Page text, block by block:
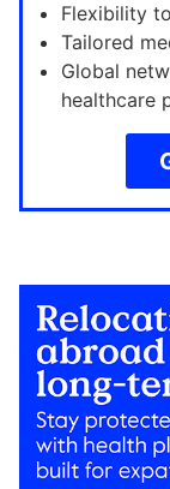
Flexibility
Tailored
Global
healthcare